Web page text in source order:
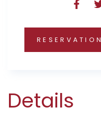
RESERVATION
Details